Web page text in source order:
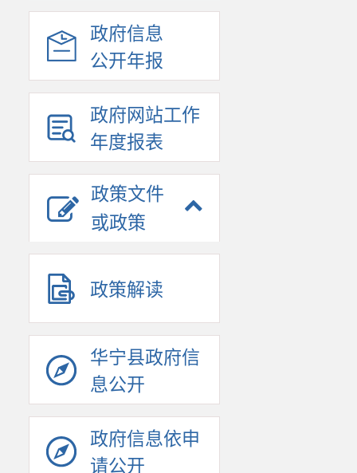
政府信息
公开年报
政府网站工作
年度报表
政策文件
或政策
政策解读
华宁县政府信
息公开
政府信息依申
请公开